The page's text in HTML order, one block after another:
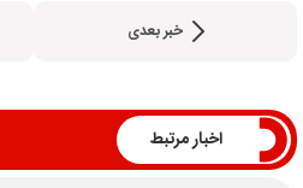
خبر بعدی
اخبار مرتبط